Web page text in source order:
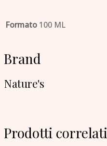
Formato 100 ML
Brand
Nature's
Prodotti correlati